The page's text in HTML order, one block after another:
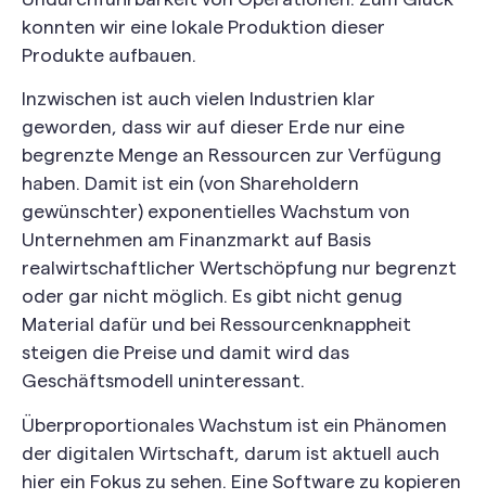
konnten wir eine lokale Produktion dieser
Produkte aufbauen.
Inzwischen ist auch vielen Industrien klar
geworden, dass wir auf dieser Erde nur eine
begrenzte Menge an Ressourcen zur Verfügung
haben. Damit ist ein (von Shareholdern
gewünschter) exponentielles Wachstum von
Unternehmen am Finanzmarkt auf Basis
realwirtschaftlicher Wertschöpfung nur begrenzt
oder gar nicht möglich. Es gibt nicht genug
Material dafür und bei Ressourcenknappheit
steigen die Preise und damit wird das
Geschäftsmodell uninteressant.
Überproportionales Wachstum ist ein Phänomen
der digitalen Wirtschaft, darum ist aktuell auch
hier ein Fokus zu sehen. Eine Software zu kopieren